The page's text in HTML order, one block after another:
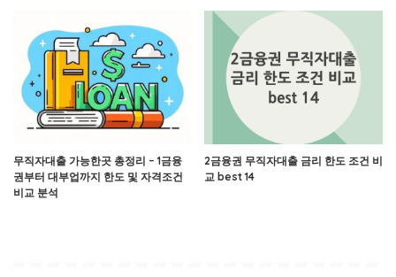
무직자대출 가능한곳 총정리 – 1금융
권부터 대부업까지 한도 및 자격조건
비교 분석
2금융권 무직자대출 금리 한도 조건 비
교 best 14